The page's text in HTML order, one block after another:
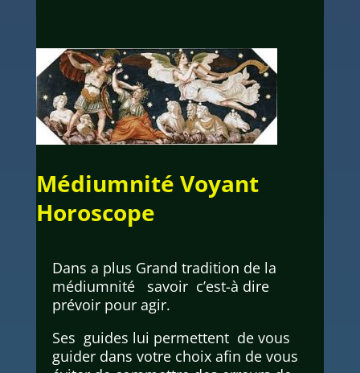
Médiumnité Voyant
Horoscope
Dans a plus Grand tradition de la
médiumnité savoir c’est-à dire
prévoir pour agir.
Ses guides lui permettent de vous
guider dans votre choix afin de vous